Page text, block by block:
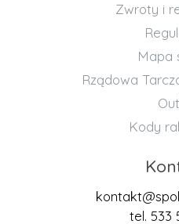
Zwroty i
Mapa
Rządowa
Kody
tel. 533